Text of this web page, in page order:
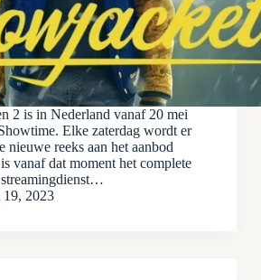
2 is in Nederland vanaf 20 mei
Elke zaterdag wordt er
nieuwe reeks aan het aanbod
vanaf dat moment het complete
streamingdienst…
19, 2023